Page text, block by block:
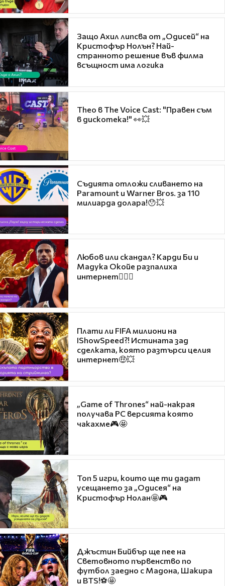
Защо Ахил липсва от „Одисей“ на
Кристофър Нолън? Най-
странното решение във филма
всъщност има логика
Theo в The Voice Cast: "Правен съм
в дискотека!" 👀💥
Съдията отложи сливането на
Paramount и Warner Bros. за 110
милиарда долара!😯💥
Любов или скандал? Карди Би и
Мадука Окойе разпалиха
интернет❤️‍🔥🔥
Плати ли FIFA милиони на
IShowSpeed?! Истината зад
сделката, която разтърси целия
интернет🤑💥
„Game of Thrones“ най-накрая
получава PC версията която
чакахме🎮🤩
Топ 5 игри, които ще ти дадат
усещането за „Одисея“ на
Кристофър Нолан🤩🎮
Джъстин Бийбър ще пее на
Световното първенство по
футбол заедно с Мадона, Шакира
и BTS!⚽🤩